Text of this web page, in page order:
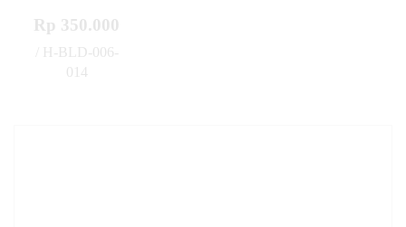
Rp 350.000
/ H-BLD-006-
014